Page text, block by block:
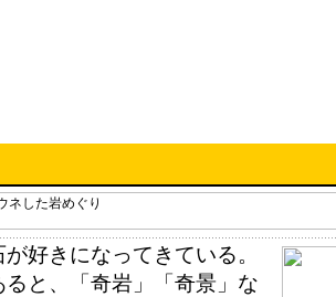
好きになってきている。
ると、「奇岩」「奇景」な